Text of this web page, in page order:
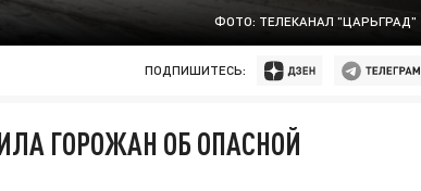
ФОТО: ТЕЛЕКАНАЛ "ЦАРЬГРАД"
ПОДПИШИТЕСЬ:
ГОРОЖАН ОБ ОПАСНОЙ